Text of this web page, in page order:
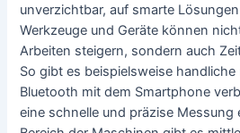
unverzichtbar, auf smarte
Werkzeuge und Geräte können
Arbeiten steigern, sondern auch
So gibt es beispielsweise
Bluetooth mit dem Smartphone
eine schnelle und präzise Messung